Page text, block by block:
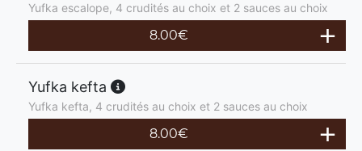
Yufka escalope, 4 crudités au choix et 2 sauces au choix
8.00€
Yufka kefta
Yufka kefta, 4 crudités au choix et 2 sauces au choix
8.00€